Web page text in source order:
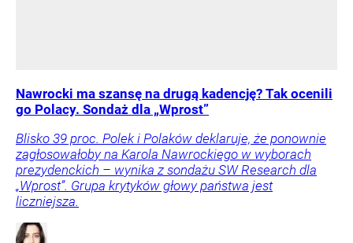
Nawrocki ma szansę na drugą kadencję? Tak ocenili
go Polacy. Sondaż dla „Wprost”
Blisko 39 proc. Polek i Polaków deklaruje, że ponownie
zagłosowałoby na Karola Nawrockiego w wyborach
prezydenckich – wynika z sondażu SW Research dla
„Wprost”. Grupa krytyków głowy państwa jest
liczniejsza.